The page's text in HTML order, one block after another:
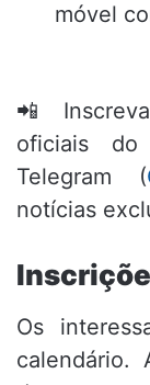
móvel
📲
oficiais
Telegram (
notícias
Os
calendário.